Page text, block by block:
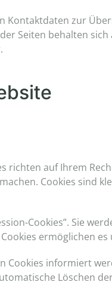
zur
Seiten behalten
auf Ihrem
Cookies sind
Cookies”. Sie
ermöglichen
Cookies informiert
Löschen